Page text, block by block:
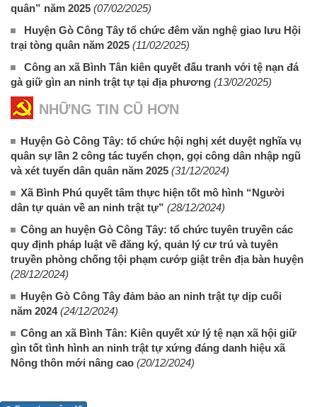
quân” năm 2025 (07/02/2025)
Huyện Gò Công Tây tổ chức đêm văn nghệ giao lưu Hội
trại tòng quân năm 2025 (11/02/2025)
Công an xã Bình Tân kiên quyết đấu tranh với tệ nạn đá
gà giữ gìn an ninh trật tự tại địa phương (13/02/2025)
NHỮNG TIN CŨ HƠN
Huyện Gò Công Tây: tổ chức hội nghị xét duyệt nghĩa vụ
quân sự lần 2 công tác tuyển chọn, gọi công dân nhập ngũ
và xét tuyển dân quân năm 2025 (31/12/2024)
Xã Bình Phú quyết tâm thực hiện tốt mô hình “Người
dân tự quản về an ninh trật tự” (28/12/2024)
Công an huyện Gò Công Tây: tổ chức tuyên truyền các
quy định pháp luật về đăng ký, quản lý cư trú và tuyên
truyền phòng chống tội phạm cướp giật trên địa bàn huyện
(28/12/2024)
Huyện Gò Công Tây đảm bảo an ninh trật tự dịp cuối
năm 2024 (24/12/2024)
Công an xã Bình Tân: Kiên quyết xử lý tệ nạn xã hội giữ
gìn tốt tình hình an ninh trật tự xứng đáng danh hiệu xã
Nông thôn mới nâng cao (20/12/2024)